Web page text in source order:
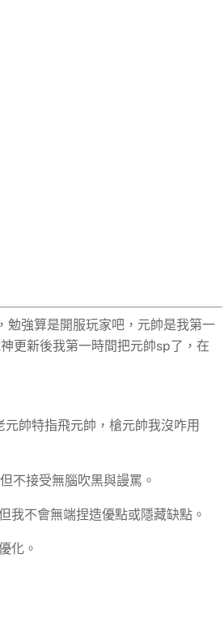
勉強算是開服玩家吧，元帥是我第一
更新後我第一時間把元帥sp了，在
帥特指飛元帥，槍元帥我沒咋用
不接受無腦吹黑與謾罵。
我不會無端捏造優點或隱藏缺點。
化。